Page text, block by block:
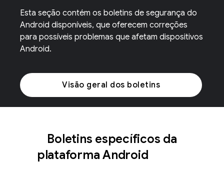
Esta seção contém os boletins de segurança do
Android disponíveis, que oferecem correções
para possíveis problemas que afetam dispositivos
Android.
Visão geral dos boletins
Boletins específicos da
plataforma Android